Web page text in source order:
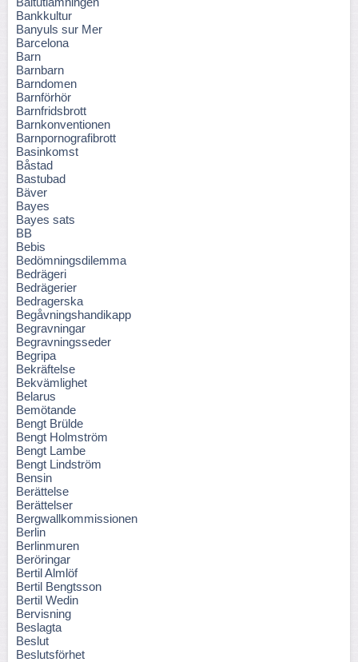
Bankkultur
Banyuls sur Mer
Barcelona
Barn
Barnbarn
Barndomen
Barnförhör
Barnfridsbrott
Barnkonventionen
Barnpornografibrott
Basinkomst
Båstad
Bastubad
Bäver
Bayes
Bayes sats
BB
Bebis
Bedömningsdilemma
Bedrägeri
Bedrägerier
Bedragerska
Begåvningshandikapp
Begravningar
Begravningsseder
Begripa
Bekräftelse
Bekvämlighet
Belarus
Bemötande
Bengt Brülde
Bengt Holmström
Bengt Lambe
Bengt Lindström
Bensin
Berättelse
Berättelser
Bergwallkommissionen
Berlin
Berlinmuren
Beröringar
Bertil Almlöf
Bertil Bengtsson
Bertil Wedin
Bervisning
Beslagta
Beslut
Beslutsförhet